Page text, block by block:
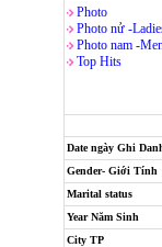
Photo
Photo nử -
Photo nam -
Top Hits
Date ngày Ghi
Gender- Giới Tính
Marital status
Year Năm Sinh
City TP